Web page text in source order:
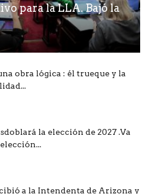
para la LLA. Bajó la
obra lógica : él trueque y la
la elección de 2027 .Va
a la Intendenta de Arizona y